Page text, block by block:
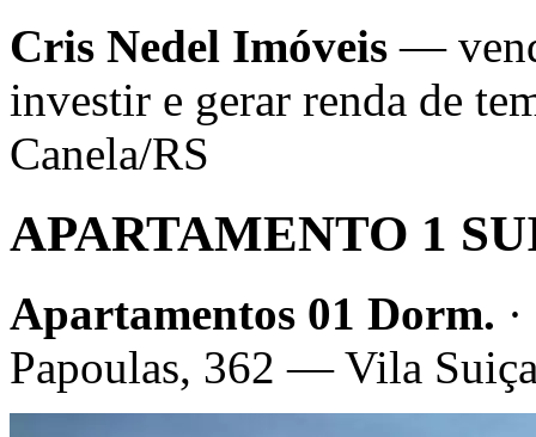
Cris Nedel Imóveis —
investir e gerar renda de
Canela/RS
APARTAMENTO 1
Apartamentos 01 Dorm.
Papoulas, 362 — Vila